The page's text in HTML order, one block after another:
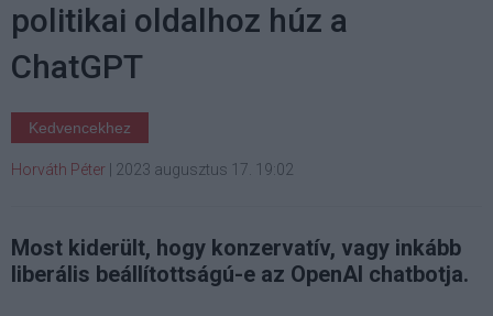
politikai oldalhoz húz a
ChatGPT
Kedvencekhez
Horváth Péter 2023 augusztus 17. 19:02
Most kiderült, hogy konzervatív, vagy inkább
liberális beállítottságú-e az OpenAI chatbotja.